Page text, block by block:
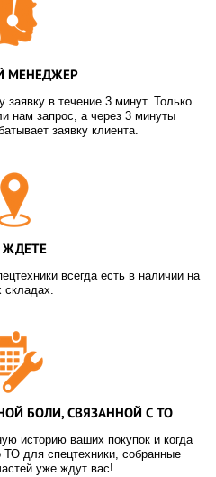
МЕНЕДЖЕР
заявку в течение 3 минут. Только
нам запрос, а через 3 минуты
заявку клиента.
ЖДЕТЕ
всегда есть в наличии на
складах.
БОЛИ, СВЯЗАННОЙ С ТО
историю ваших покупок и когда
ТО для спецтехники, собранные
уже ждут вас!